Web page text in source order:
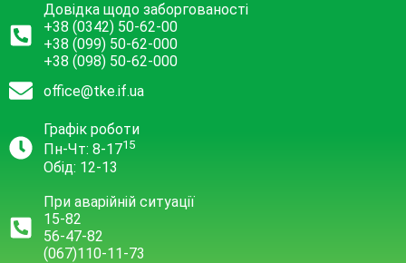
Довідка щодо заборгованості
+38 (0342) 50-62-00
+38 (099) 50-62-000
+38 (098) 50-62-000
office@tke.if.ua
Графік роботи
Пн-Чт: 8-1715
Обід: 12-13
При аварійній ситуації
15-82
56-47-82
(067)110-11-73